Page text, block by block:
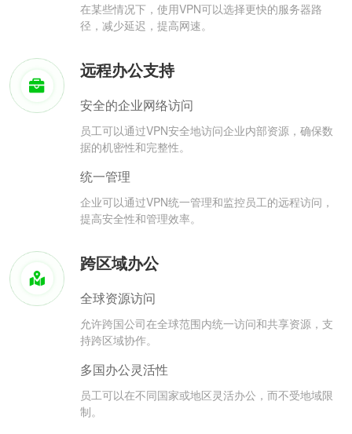
在某些情况下，使用VPN可以选择更快的服务器路
径，减少延迟，提高网速。
远程办公支持
安全的企业网络访问
员工可以通过VPN安全地访问企业内部资源，确保数
据的机密性和完整性。
统一管理
企业可以通过VPN统一管理和监控员工的远程访问，
提高安全性和管理效率。
跨区域办公
全球资源访问
允许跨国公司在全球范围内统一访问和共享资源，支
持跨区域协作。
多国办公灵活性
员工可以在不同国家或地区灵活办公，而不受地域限
制。